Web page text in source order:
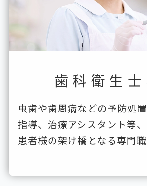
歯科衛生士
虫歯や歯周病などの予防処
指導、治療アシスタント等
患者様の架け橋となる専門職